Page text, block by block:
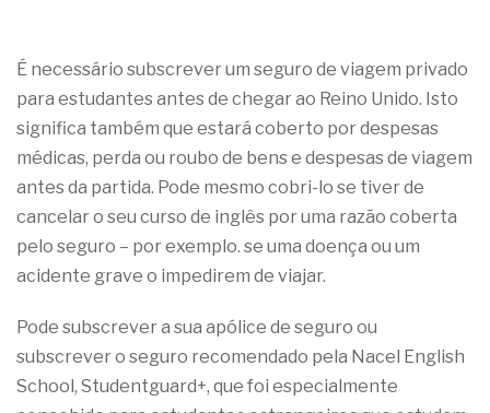
É necessário subscrever um seguro de viagem privado
para estudantes antes de chegar ao Reino Unido. Isto
significa também que estará coberto por despesas
médicas, perda ou roubo de bens e despesas de viagem
antes da partida. Pode mesmo cobri-lo se tiver de
cancelar o seu curso de inglês por uma razão coberta
pelo seguro – por exemplo. se uma doença ou um
acidente grave o impedirem de viajar.
Pode subscrever a sua apólice de seguro ou
subscrever o seguro recomendado pela Nacel English
School, Studentguard+, que foi especialmente